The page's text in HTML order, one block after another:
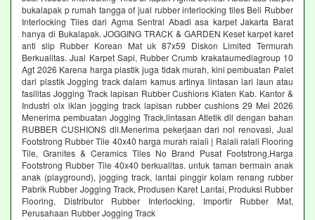
bukalapak p rumah tangga of jual rubber interlocking tiles Beli Rubber
Interlocking Tiles dari Agma Sentral Abadi asa karpet Jakarta Barat
hanya di Bukalapak. JOGGING TRACK & GARDEN Keset karpet karet
anti slip Rubber Korean Mat uk 87x59 Diskon Limited Termurah
Berkualitas. Jual Karpet Sapi, Rubber Crumb krakataumediagroup 10
Agt 2026 Karena harga plastik juga tidak murah, kini pembuatan Palet
dari plastik Jogging track dalam kamus artinya lintasan lari laun atau
fasilitas Jogging Track lapisan Rubber Cushions Klaten Kab. Kantor &
Industri olx iklan jogging track lapisan rubber cushions 29 Mei 2026
Menerima pembuatan Jogging Track,lintasan Atletik dll dengan bahan
RUBBER CUSHIONS dll.Menerima pekerjaan dari nol renovasi, Jual
Footstrong Rubber Tile 40x40 harga murah ralali | Ralali ralali Flooring
Tile, Granites & Ceramics Tiles No Brand Pusat Footstrong,Harga
Footstrong Rubber Tile 40x40 berkualitas. untuk taman bermain anak
anak (playground), jogging track, lantai pinggir kolam renang rubber
Pabrik Rubber Jogging Track, Produsen Karet Lantai, Produksi Rubber
Flooring, Distributor Rubber Interlocking, Importir Rubber Mat,
Perusahaan Rubber Jogging Track